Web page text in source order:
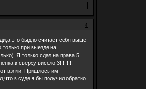
4
это быдло считает себя выше
при выезде на
Я только сдал на права 5
сверху висело 3!!!!!!!!!
взяли. Пришлось им
в суде я бы получил обратно